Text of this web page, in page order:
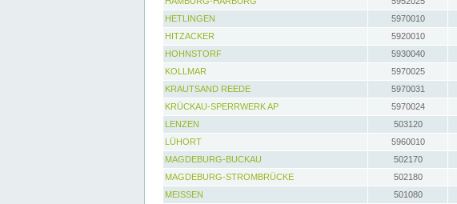
HETLINGEN
5970010
HITZACKER
5920010
HOHNSTORF
5930040
KOLLMAR
5970025
KRAUTSAND REEDE
5970031
KRÜCKAU-SPERRWERK AP
5970024
LENZEN
503120
LÜHORT
5960010
MAGDEBURG-BUCKAU
502170
MAGDEBURG-STROMBRÜCKE
502180
MEISSEN
501080